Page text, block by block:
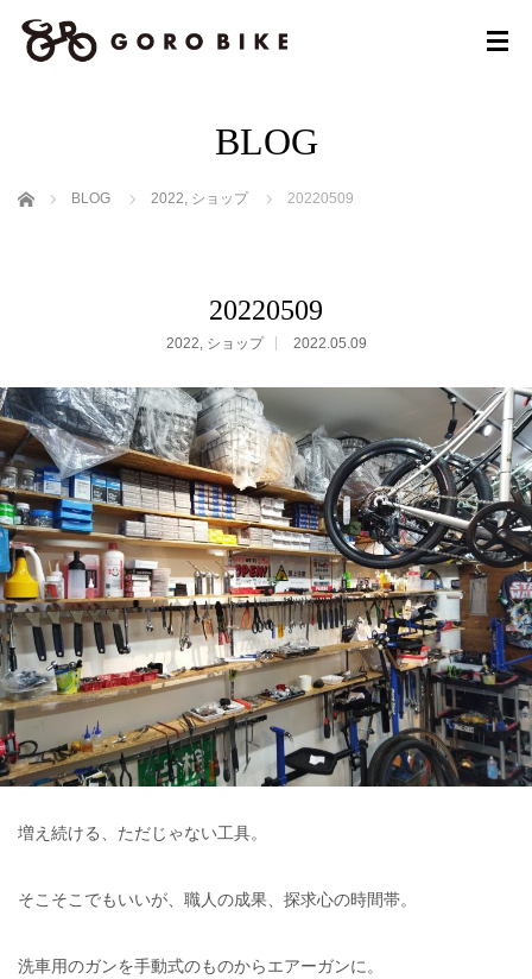
BLOG
ホーム BLOG 2022, ショップ 20220509
20220509
2022, ショップ 2022.05.09
増え続ける、ただじゃない工具。
そこそこでもいいが、職人の成果、探求心の時間帯。
洗車用のガンを手動式のものからエアーガンに。